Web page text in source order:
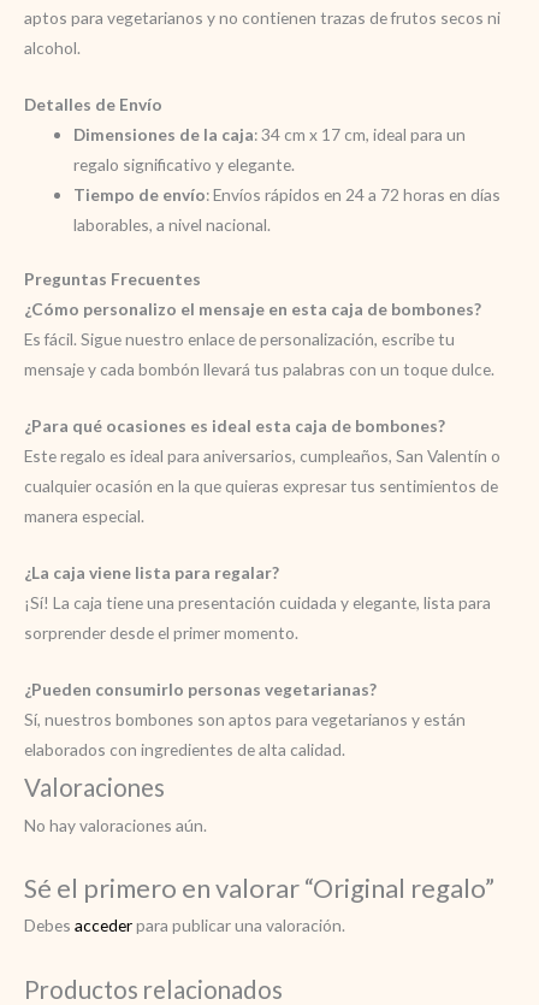
aptos para vegetarianos y no contienen trazas de frutos secos ni
alcohol.
Detalles de Envío
Dimensiones de la caja: 34 cm x 17 cm, ideal para un
regalo significativo y elegante.
Tiempo de envío: Envíos rápidos en 24 a 72 horas en días
laborables, a nivel nacional.
Preguntas Frecuentes
¿Cómo personalizo el mensaje en esta caja de bombones?
Es fácil. Sigue nuestro enlace de personalización, escribe tu
mensaje y cada bombón llevará tus palabras con un toque dulce.
¿Para qué ocasiones es ideal esta caja de bombones?
Este regalo es ideal para aniversarios, cumpleaños, San Valentín o
cualquier ocasión en la que quieras expresar tus sentimientos de
manera especial.
¿La caja viene lista para regalar?
¡Sí! La caja tiene una presentación cuidada y elegante, lista para
sorprender desde el primer momento.
¿Pueden consumirlo personas vegetarianas?
Sí, nuestros bombones son aptos para vegetarianos y están
elaborados con ingredientes de alta calidad.
Valoraciones
No hay valoraciones aún.
Sé el primero en valorar “Original regalo”
Debes accederpara publicar una valoración.
Productos relacionados